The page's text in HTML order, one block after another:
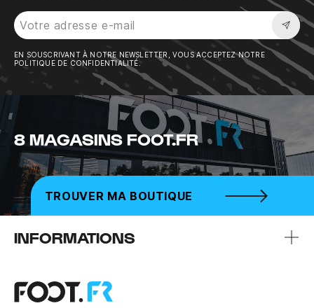
EN SOUSCRIVANT À NOTRE NEWSLETTER, VOUS ACCEPTEZ NOTRE
POLITIQUE DE CONFIDENTIALITÉ.
8 MAGASINS FOOT.FR
TROUVER MA BOUTIQUE
INFORMATIONS